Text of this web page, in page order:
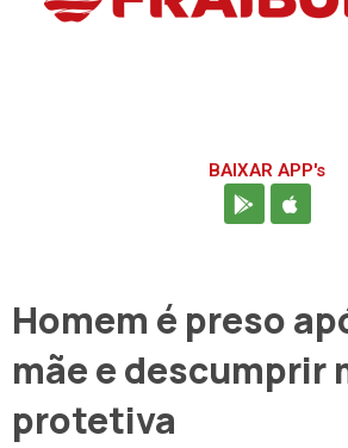
BAIXAR APP's
Homem é preso
mãe e descumprir
protetiva